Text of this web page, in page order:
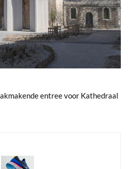
entree voor Kathedraal